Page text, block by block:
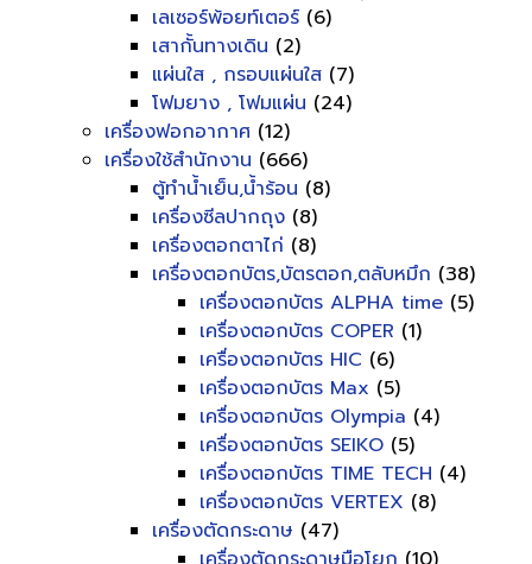
เลเซอร์พ้อยท์เตอร์ (6)
เสากั้นทางเดิน (2)
แผ่นใส , กรอบแผ่นใส (7)
โฟมยาง , โฟมแผ่น (24)
เครื่องฟอกอากาศ (12)
เครื่องใช้สำนักงาน (666)
ตู้ทำน้ำเย็น,น้ำร้อน (8)
เครื่องซีลปากถุง (8)
เครื่องตอกตาไก่ (8)
เครื่องตอกบัตร,บัตรตอก,ตลับหมึก (38)
เครื่องตอกบัตร ALPHA time (5)
เครื่องตอกบัตร COPER (1)
เครื่องตอกบัตร HIC (6)
เครื่องตอกบัตร Max (5)
เครื่องตอกบัตร Olympia (4)
เครื่องตอกบัตร SEIKO (5)
เครื่องตอกบัตร TIME TECH (4)
เครื่องตอกบัตร VERTEX (8)
เครื่องตัดกระดาษ (47)